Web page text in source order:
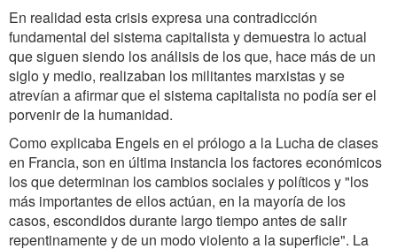
En realidad esta crisis expresa una contradicción
fundamental del sistema capitalista y demuestra lo actual
que siguen siendo los análisis de los que, hace más de un
siglo y medio, realizaban los militantes marxistas y se
atrevían a afirmar que el sistema capitalista no podía ser el
porvenir de la humanidad.
Como explicaba Engels en el prólogo a la Lucha de clases
en Francia, son en última instancia los factores económicos
los que determinan los cambios sociales y políticos y "los
más importantes de ellos actúan, en la mayoría de los
casos, escondidos durante largo tiempo antes de salir
repentinamente y de un modo violento a la superficie". La